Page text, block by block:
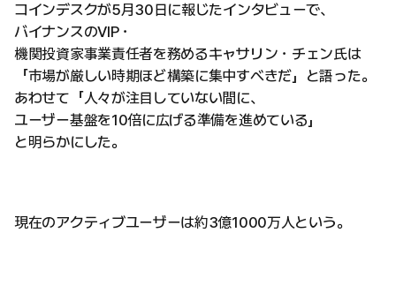
コインデスクが5月30日に報じたインタビューで、
バイナンスのVIP・
機関投資家事業責任者を務めるキャサリン・チェン氏は
「市場が厳しい時期ほど構築に集中すべきだ」と語った。
あわせて「人々が注目していない間に、
ユーザー基盤を10倍に広げる準備を進めている」
と明らかにした。
現在のアクティブユーザーは約3億1000万人という。